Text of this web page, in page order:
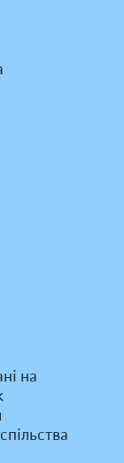
на